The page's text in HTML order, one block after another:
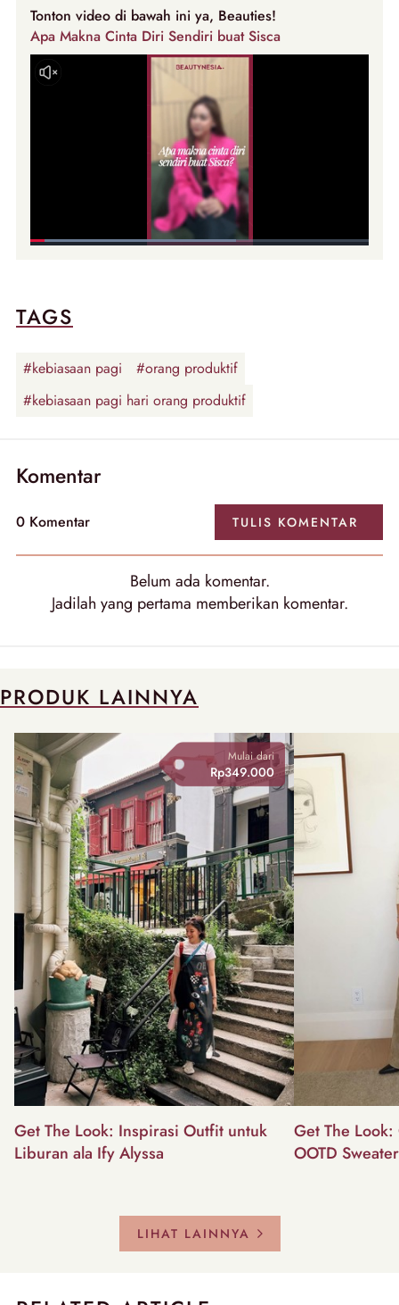
Tonton video di bawah ini ya, Beauties!
Apa Makna Cinta Diri Sendiri buat Sisca
TAGS
#kebiasaan pagi
#orang produktif
#kebiasaan pagi hari orang produktif
Komentar
0 Komentar TULIS KOMENTAR
Belum ada komentar.
Jadilah yang pertama memberikan komentar.
PRODUK LAINNYA
Mulai dari
Rp349.000
Get The Look: Inspirasi Outfit untuk
Liburan ala Ify Alyssa
Get The
OOTD
LIHAT LAINNYA